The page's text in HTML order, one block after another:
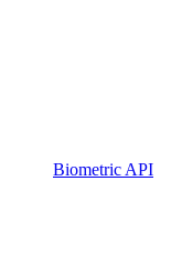
Biometric API